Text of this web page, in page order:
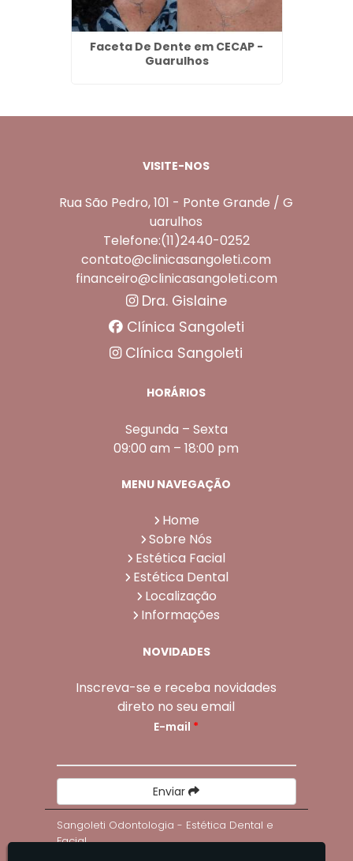
Faceta De Dente em CECAP -
Guarulhos
VISITE-NOS
Rua São Pedro, 101 - Ponte Grande / G
uarulhos
Telefone:(11)2440-0252
contato@clinicasangoleti.com
financeiro@clinicasangoleti.com
Dra. Gislaine
Clínica Sangoleti
Clínica Sangoleti
HORÁRIOS
Segunda – Sexta
09:00 am – 18:00 pm
MENU NAVEGAÇÃO
Home
Sobre Nós
Estética Facial
Estética Dental
Localização
Informações
NOVIDADES
Inscreva-se e receba novidades
direto no seu email
E-mail *
Enviar
Sangoleti Odontologia - Estética Dental e
Facial